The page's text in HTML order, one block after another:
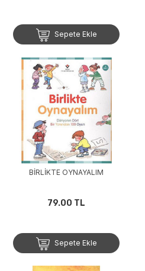
Sepete Ekle
BİRLİKTE OYNAYALIM
79.00 TL
Sepete Ekle